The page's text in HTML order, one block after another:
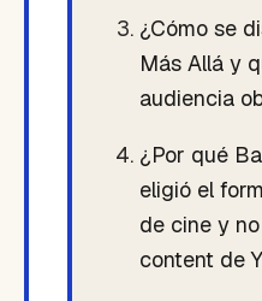
¿Cómo se
Más Allá y
audiencia
¿Por qué
eligió el
de cine y
content de